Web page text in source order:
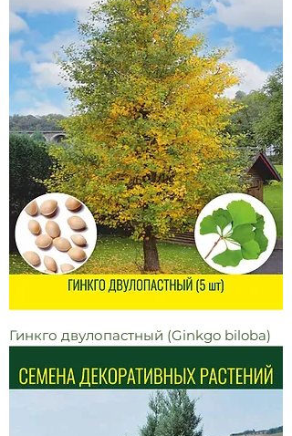
Гинкго двулопастный (Ginkgo biloba)